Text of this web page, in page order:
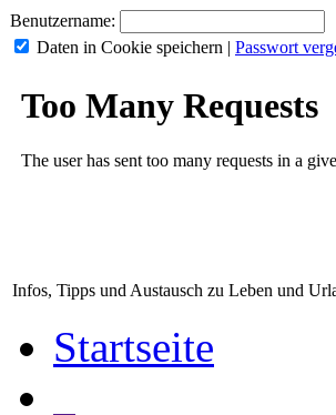
Benutzername:
Daten in Cookie speichern | Passwort
Infos, Tipps und Austausch zu Leben und
Startseite